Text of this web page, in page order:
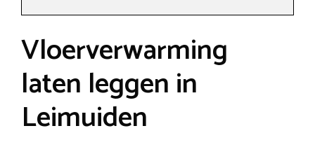
Vloerverwarming
laten leggen in
Leimuiden